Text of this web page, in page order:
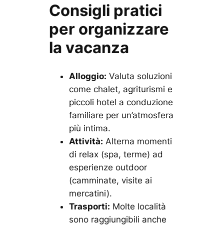
Consigli pratici
per organizzare
la vacanza
Alloggio: Valuta soluzioni
come chalet, agriturismi e
piccoli hotel a conduzione
familiare per un’atmosfera
più intima.
Attività: Alterna momenti
di relax (spa, terme) ad
esperienze outdoor
(camminate, visite ai
mercatini).
Trasporti: Molte località
sono raggiungibili anche